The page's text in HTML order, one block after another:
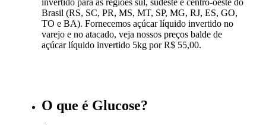
invertido para as regiões sul, sudeste e centro-oeste do
Brasil (RS, SC, PR, MS, MT, SP, MG, RJ, ES, GO,
TO e BA). Fornecemos açúcar líquido invertido no
varejo e no atacado, veja nossos preços balde de
açúcar líquido invertido 5kg por R$ 55,00.
O que é Glucose?